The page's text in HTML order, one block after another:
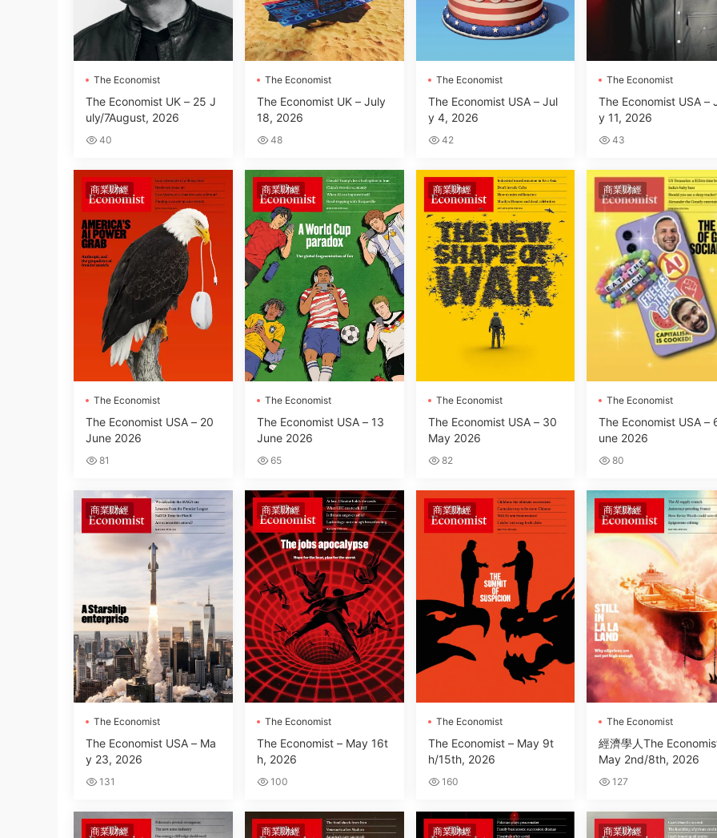
The Economist
The Economist UK – 25 J
uly/7August, 2026
40
The Economist
The Economist UK – July
18, 2026
48
The Economist
The Economist USA – Jul
y 4, 2026
42
The Economist
The Economist USA –
y 11, 2026
43
商業财經
The Economist
The Economist USA – 20
June 2026
81
商業财經
The Economist
The Economist USA – 13
June 2026
65
商業财經
The Economist
The Economist USA – 30
May 2026
82
商業财經
The Economist
The Economist USA –
une 2026
80
商業财經
The Economist
The Economist USA – Ma
y 23, 2026
131
商業财經
The Economist
The Economist – May 16t
h, 2026
100
商業财經
The Economist
The Economist – May 9t
h/15th, 2026
160
商業财經
The Economist
經濟學人The
May 2nd/8th, 2026
127
商業财經 商業财經 商業财經 商業财經